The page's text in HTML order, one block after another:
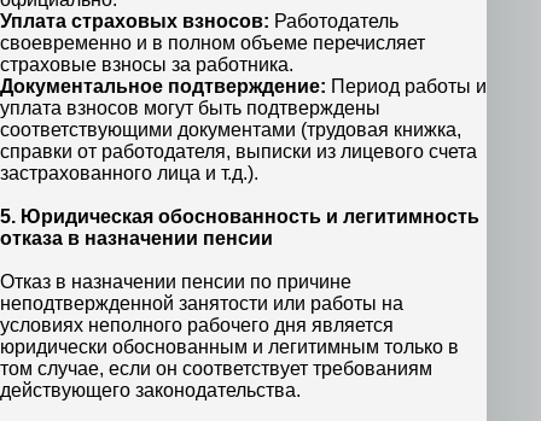
Уплата страховых взносов: Работодатель
своевременно и в полном объеме перечисляет
страховые взносы за работника.
Документальное подтверждение: Период работы и
уплата взносов могут быть подтверждены
соответствующими документами (трудовая книжка,
справки от работодателя, выписки из лицевого счета
застрахованного лица и т.д.).
5. Юридическая обоснованность и легитимность
отказа в назначении пенсии
Отказ в назначении пенсии по причине
неподтвержденной занятости или работы на
условиях неполного рабочего дня является
юридически обоснованным и легитимным только в
том случае, если он соответствует требованиям
действующего законодательства.